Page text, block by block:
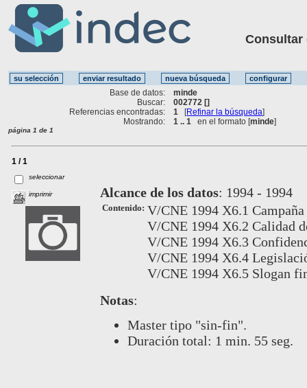
Consultar
Base de datos:
minde
Buscar:
002772 []
Referencias encontradas:
1 [Refinar la búsqueda]
Mostrando:
1 .. 1 en el formato [minde]
página 1 de 1
1 / 1
seleccionar
imprimir Alcance de los datos: 1994 - 1994
Contenido: V/CNE 1994 X6.1
V/CNE 1994 X6.2 Calidad
V/CNE 1994 X6.3
V/CNE 1994 X6.4
V/CNE 1994 X6.5 Slogan
Notas:
Master tipo "sin-fin".
Duración total: 1 min. 55 seg.